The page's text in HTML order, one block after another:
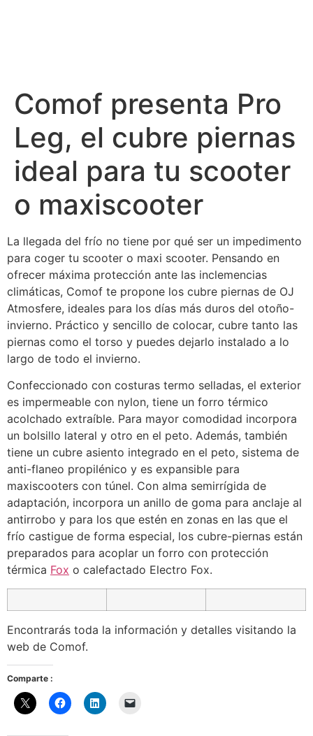
Comof presenta Pro
Leg, el cubre piernas
ideal para tu scooter
o maxiscooter
La llegada del frío no tiene por qué ser un impedimento
para coger tu scooter o maxi scooter. Pensando en
ofrecer máxima protección ante las inclemencias
climáticas, Comof te propone los cubre piernas de OJ
Atmosfere, ideales para los días más duros del otoño-
invierno. Práctico y sencillo de colocar, cubre tanto las
piernas como el torso y puedes dejarlo instalado a lo
largo de todo el invierno.
Confeccionado con costuras termo selladas, el exterior
es impermeable con nylon, tiene un forro térmico
acolchado extraíble. Para mayor comodidad incorpora
un bolsillo lateral y otro en el peto. Además, también
tiene un cubre asiento integrado en el peto, sistema de
anti-flaneo propilénico y es expansible para
maxiscooters con túnel. Con alma semirrígida de
adaptación, incorpora un anillo de goma para anclaje al
antirrobo y para los que estén en zonas en las que el
frío castigue de forma especial, los cubre-piernas están
preparados para acoplar un forro con protección
térmica Fox o calefactado Electro Fox.
Encontrarás toda la información y detalles visitando la
web de Comof.
Comparte :